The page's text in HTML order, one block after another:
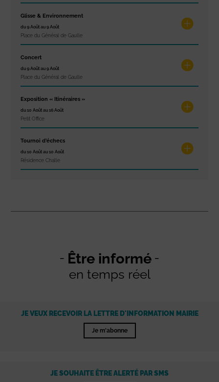
Glisse & Environnement
du 9 Août au 9 Août
Place du Général de Gaulle
Concert
du 9 Août au 9 Août
Place du Général de Gaulle
Exposition « Itinéraires »
du 10 Août au 16 Août
Petit Office
Tournoi d’échecs
du 10 Août au 10 Août
Résidence Challe
Être informé
en temps réel
JE VEUX RECEVOIR LA LETTRE D'INFORMATION MAIRIE
Je m'abonne
JE SOUHAITE ÊTRE ALERTÉ PAR SMS